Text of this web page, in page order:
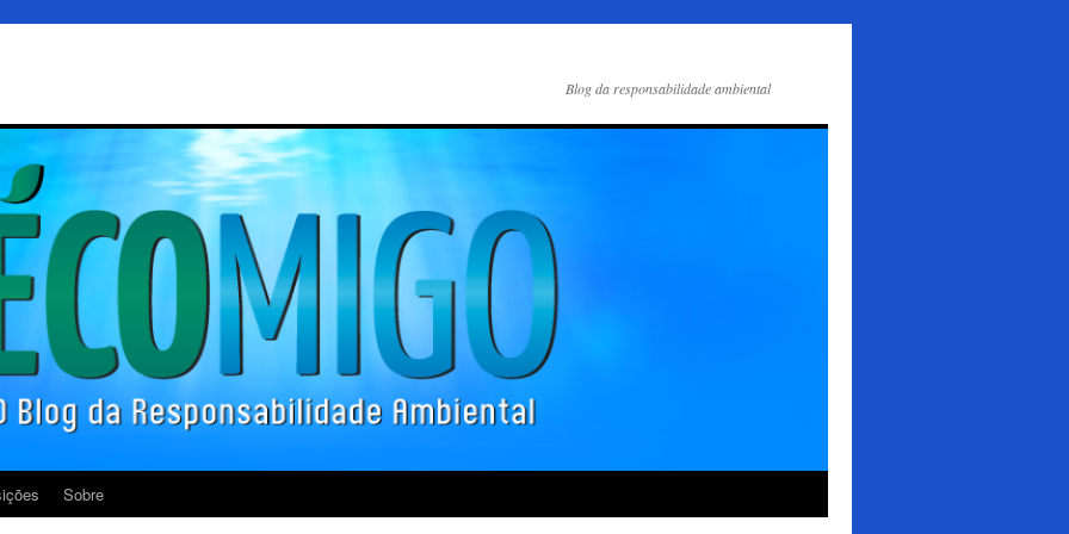
Blog da responsabilidade ambiental
Sobre